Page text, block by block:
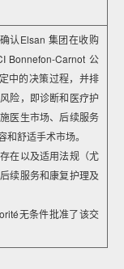
认Elsan 集团在收购
Bonnefon-Carnot 公
中的决策过程，并排
险，即诊断和医疗护
医生市场、后续服务
舒适手术市场。
在以及适用法规（尤
续服务和康复护理及
无条件批准了该交